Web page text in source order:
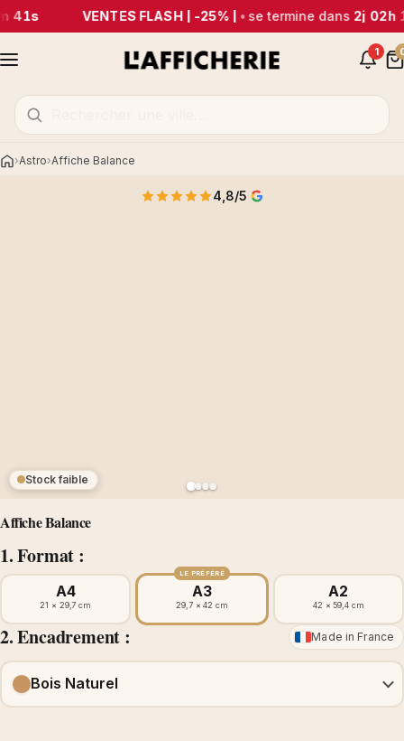
41s VENTES FLASH | -25% | •se termine dans2j 02h
1
Accueil
Astro Affiche Balance
Affiche Balance
1. Format :
Stock faible
4,8/5
A4
21 × 29,7 cm
LE PRÉFÉRÉ
A3
29,7 × 42 cm
A2
42 × 59,4 cm
2. Encadrement : Made in France
Bois Naturel